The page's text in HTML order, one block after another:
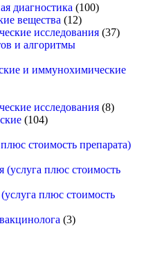
диагностика (100)
вещества (12)
исследования (37)
и алгоритмы
и иммунохимические
исследования (8)
(104)
стоимость препарата)
(услуга плюс стоимость
плюс стоимость
(3)